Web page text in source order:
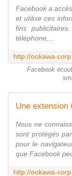
Facebook a
et utilise ces
fins
téléphone,...
Facebook
Nous ne
sont protégés
pour le
que Facebook